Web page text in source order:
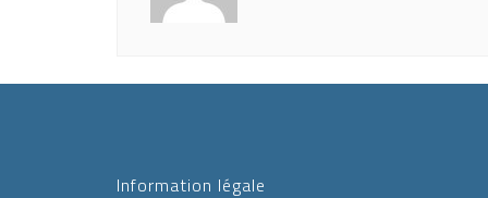
Information légale